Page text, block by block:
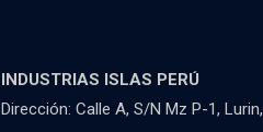
INDUSTRIAS ISLAS PERÚ
Dirección: Calle A, S/N Mz P-1, Lurin,